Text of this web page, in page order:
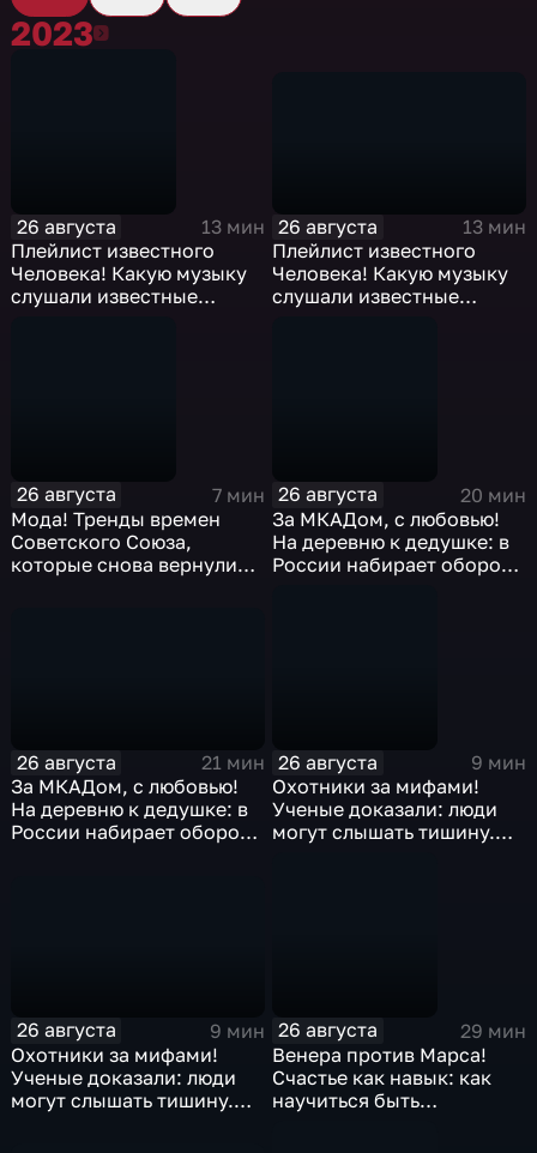
20232023
26 августа
13 мин
Плейлист известного
Человека! Какую музыку
слушали известные
26 августа
13 мин
Плейлист известного
Человека! Какую музыку
слушали известные
26 августа
7 мин
Мода! Тренды времен
Советского Союза,
которые снова вернулись
26 августа
20 мин
За МКАДом, с любовью!
На деревню к дедушке: в
России набирает обороты
26 августа
21 мин
За МКАДом, с любовью!
На деревню к дедушке: в
России набирает обороты
26 августа
9 мин
Охотники за мифами!
Ученые доказали: люди
могут слышать тишину.
26 августа
9 мин
Охотники за мифами!
Ученые доказали: люди
могут слышать тишину.
26 августа
29 мин
Венера против Марса!
Счастье как навык: как
научиться быть